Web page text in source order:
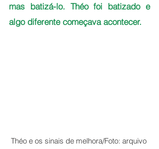
mas batizá-lo. Théo foi batizado e
algo diferente começava acontecer.
Théo e os sinais de melhora/Foto: arquivo